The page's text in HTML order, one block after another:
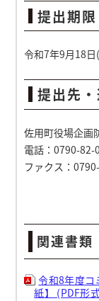
提出期限
令和7年9月18日
提出先
佐用町役場企
電話：0790-82-
ファクス：
関連書類
令和8年度コ
紙】 (PDF形